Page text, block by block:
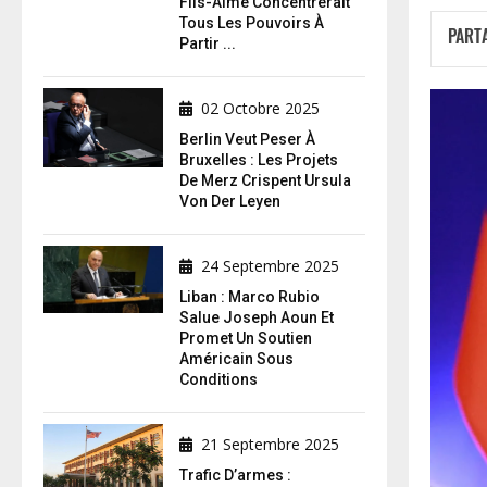
Tous Les Pouvoirs À
Partir ...
02 Octobre 2025
Berlin Veut Peser À
Bruxelles : Les Projets
De Merz Crispent Ursula
Von Der Leyen
24 Septembre 2025
Liban : Marco Rubio
Salue Joseph Aoun Et
Promet Un Soutien
Américain Sous
Conditions
21 Septembre 2025
Trafic D’armes :